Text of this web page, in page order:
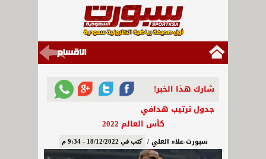
شارك هذا الخبر!
جدول ترتيب هدافي
كأس العالم 2022
سبورت-علاء العلي / كتب في 18/12/2022 - 9:34 م